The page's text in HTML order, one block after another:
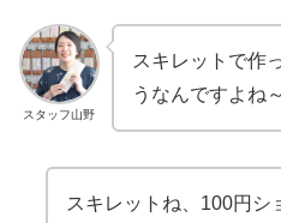
スタッフ山野
スキレットで作
うなんですよね～
スキレットね、100円シ